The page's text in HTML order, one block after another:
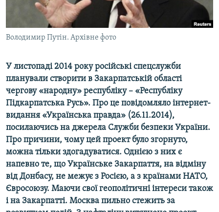
УКРАЇНСЬКА ПРОБЛЕМА КРИМУ
ІНФОГРАФІКА
ДОЛУЧАЙСЯ!
Усі сайти RFE/RL
Володимир Путін. Архівне фото
У листопаді 2014 року російські спецслужби
планували створити в Закарпатській області
чергову «народну» республіку – «Республіку
Підкарпатська Русь». Про це повідомляло інтернет-
видання «Українська правда» (26.11.2014),
посилаючись на джерела Служби безпеки України.
Про причини, чому цей проект було згорнуто,
можна тільки здогадуватися. Однією з них є
напевно те, що Українське Закарпаття, на відміну
від Донбасу, не межує з Росією, а з країнами НАТО,
Євросоюзу. Маючи свої геополітичні інтереси також
і на Закарпатті. Москва пильно стежить за